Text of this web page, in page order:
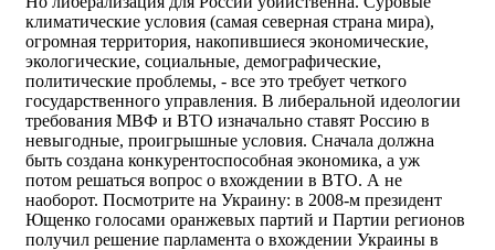
климатические условия (самая северная страна мира),
огромная территория, накопившиеся экономические,
экологические, социальные, демографические,
политические проблемы, - все это требует четкого
государственного управления. В либеральной идеологии
требования МВФ и ВТО изначально ставят Россию в
невыгодные, проигрышные условия. Сначала должна
быть создана конкурентоспособная экономика, а уж
потом решаться вопрос о вхождении в ВТО. А не
наоборот. Посмотрите на Украину: в 2008-м президент
Ющенко голосами оранжевых партий и Партии регионов
получил решение парламента о вхождении Украины в